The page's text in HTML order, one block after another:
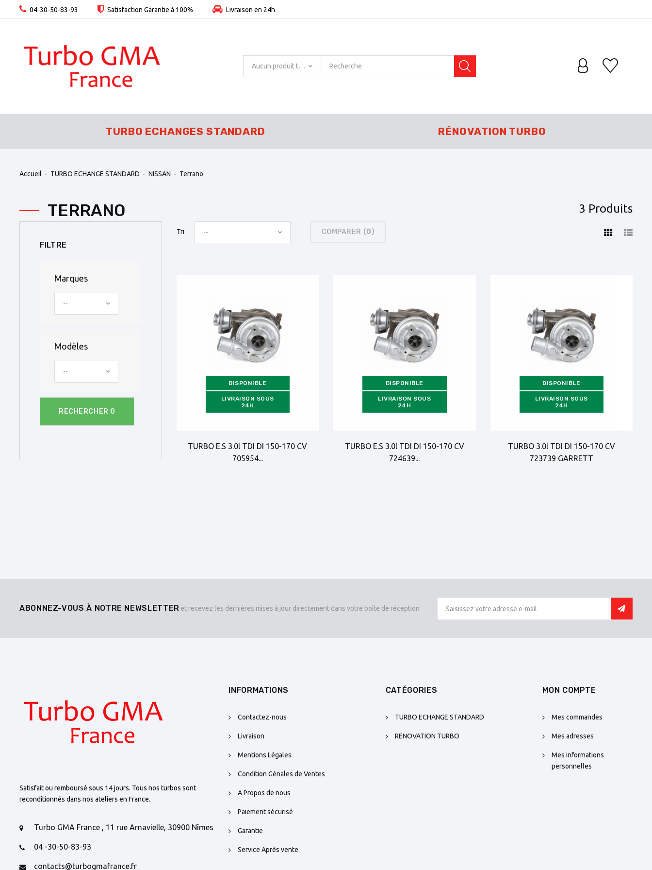
04-30-50-83-93 Satisfaction Garantie à 100% Livraison en 24h
Aucun produit trouvé
TURBO ECHANGES STANDARD RÉNOVATION TURBO
Accueil TURBO ECHANGE STANDARD NISSAN Terrano
TERRANO 3 Produits
Tri -- COMPARER (0)
DISPONIBLE
LIVRAISON SOUS
24H
TURBO E.S 3.0l TDI DI 150-170 CV
705954...
DISPONIBLE
LIVRAISON SOUS
24H
TURBO E.S 3.0l TDI DI 150-170 CV
724639...
DISPONIBLE
LIVRAISON SOUS
24H
TURBO 3.0l TDI DI 150-170 CV
723739 GARRETT
FILTRE
Marques
--
Modèles
--
RECHERCHER 0
ABONNEZ-VOUS À NOTRE NEWSLETTER et recevez les dernières mises à jour directement dans votre boîte de réception
Satisfait ou remboursé sous 14 jours. Tous nos turbos sont
reconditionnés dans nos ateliers en France.
Turbo GMA France , 11 rue Arnavielle, 30900 Nîmes
04 -30-50-83-93
contacts@turbogmafrance.fr
INFORMATIONS
Contactez-nous
Livraison
Mentions Légales
Condition Génales de Ventes
A Propos de nous
Paiement sécurisé
Garantie
Service Après vente
CATÉGORIES
TURBO ECHANGE STANDARD
RENOVATION TURBO
MON COMPTE
Mes commandes
Mes adresses
Mes informations
personnelles